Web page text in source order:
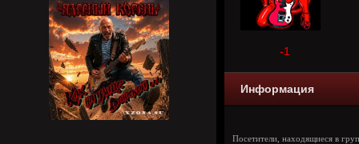
-1
Информация
Посетители, находящиеся в